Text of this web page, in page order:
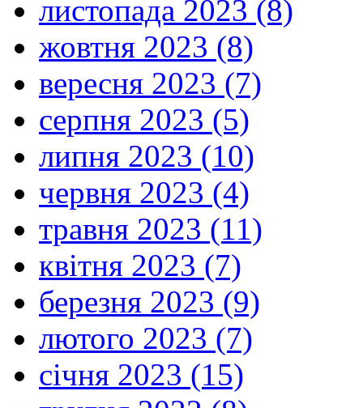
листопада 2023 (8)
жовтня 2023 (8)
вересня 2023 (7)
серпня 2023 (5)
липня 2023 (10)
червня 2023 (4)
травня 2023 (11)
квітня 2023 (7)
березня 2023 (9)
лютого 2023 (7)
січня 2023 (15)